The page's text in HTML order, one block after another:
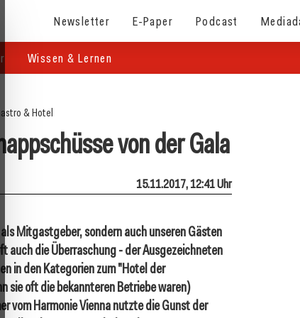
Newsletter E-Paper Podcast
Wissen & Lernen
& Hotel
von der Gala
15.11.2017, 12:41 Uhr
Mitgastgeber, sondern auch unseren Gästen
auch die Überraschung - der Ausgezeichneten
in den Kategorien zum "Hotel der
sie oft die bekannteren Betriebe waren)
vom Harmonie Vienna nutzte die Gunst der